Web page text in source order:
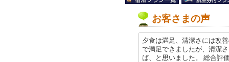
お客さまの声
夕食は満足、清潔さには改
で満足できましたが、清潔
ば、と思いました。 総合評